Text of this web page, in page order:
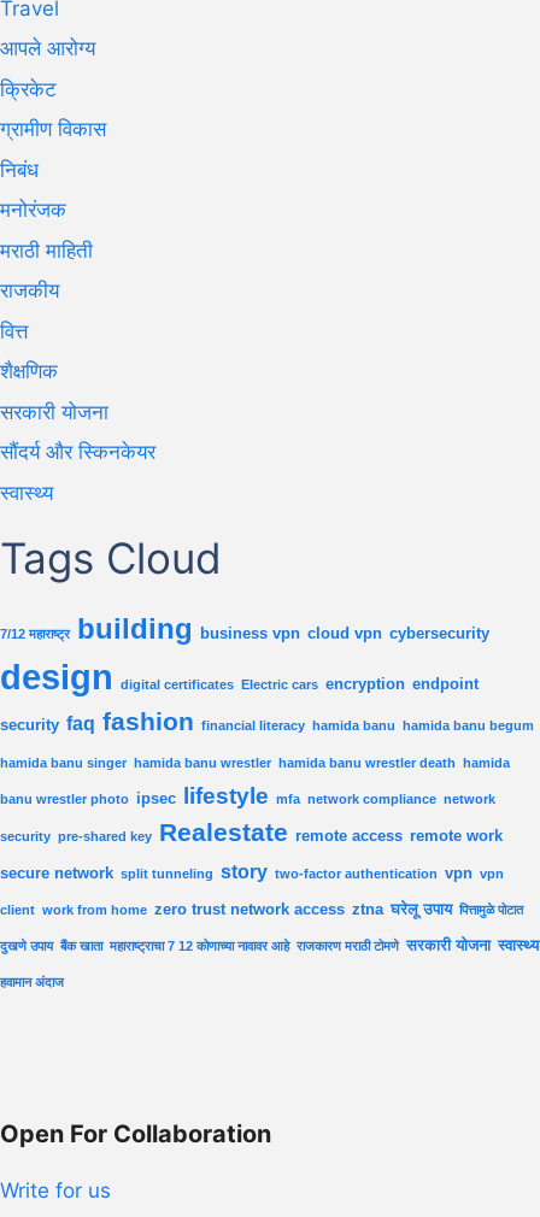
Travel
आपले आरोग्य
क्रिकेट
ग्रामीण विकास
निबंध
मनोरंजक
मराठी माहिती
राजकीय
वित्त
शैक्षणिक
सरकारी योजना
सौंदर्य और स्किनकेयर
स्वास्थ्य
Tags Cloud
7/12 महाराष्ट्र building business vpn cloud vpn cybersecurity
design digital certificates Electric cars encryption endpoint
security faq fashion financial literacy hamida banu hamida banu begum
hamida banu singer hamida banu wrestler hamida banu wrestler death hamida
banu wrestler photo ipsec lifestyle mfa network compliance network
security pre-shared key Realestate remote access remote work
secure network split tunneling story two-factor authentication vpn vpn
client work from home zero trust network access ztna घरेलू उपाय पित्तामुळे पोटात
दुखणे उपाय बैंक खाता महाराष्ट्राचा 7 12 कोणाच्या नावावर आहे राजकारण मराठी टोमणे सरकारी योजना स्वास्थ्य
हवामान अंदाज
Open For Collaboration
Write for us